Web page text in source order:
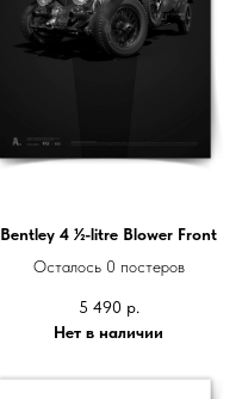
Bentley 4 ½-litre Blower Front
Осталось 0 постеров
5 490 р.
Нет в наличии